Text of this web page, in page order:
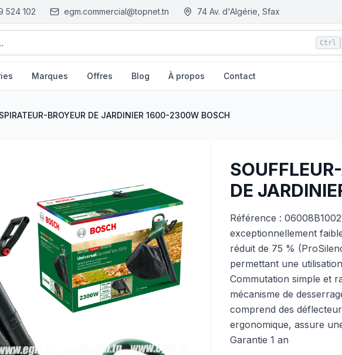
524 102 egm.commercial@topnet.tn 74 Av. d'Algérie, Sfax
Ctrl
Marques Offres Blog À propos Contact
BROYEUR DE JARDINIER 1600-2300W BOSCH
DE
Référence :
exceptionnellement
réduit de 75 %
permettant une
Commutation simple et
mécanisme de
comprend des
ergonomique, assure
Garantie 1 an